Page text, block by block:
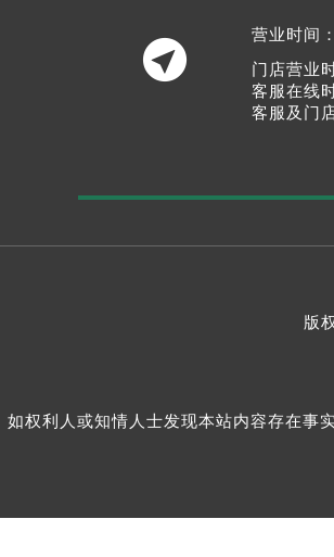

营业时间：
门店营业
客服在线
客服及门
版
如权利人或知情人士发现本站内容存在事